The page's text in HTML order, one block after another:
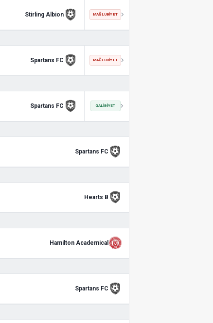
Stirling Albion MAĞLUBIYET
Spartans FC MAĞLUBIYET
Spartans FC GALIBIYET
Spartans FC
Hearts B
Hamilton Academical
Spartans FC